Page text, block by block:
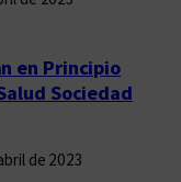
en Principio
Sociedad
de 2023